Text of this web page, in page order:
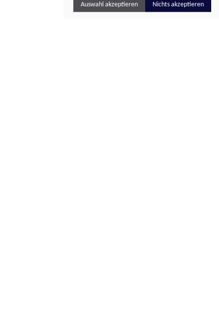
Auswahl akzeptieren Nichts akzeptieren